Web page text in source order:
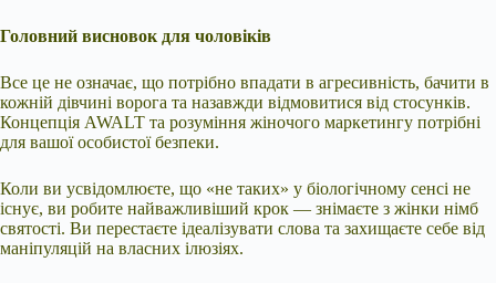
Головний висновок для чоловіків
Все це не означає, що потрібно впадати в агресивність, бачити в
кожній дівчині ворога та назавжди відмовитися від стосунків.
Концепція AWALT та розуміння жіночого маркетингу потрібні
для вашої особистої безпеки.
Коли ви усвідомлюєте, що «не таких» у біологічному сенсі не
існує, ви робите найважливіший крок — знімаєте з жінки німб
святості. Ви перестаєте ідеалізувати слова та захищаєте себе від
маніпуляцій на власних ілюзіях.